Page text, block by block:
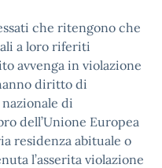
che ritengono che
a loro riferiti
avvenga in violazione
diritto di
nazionale di
dell’Unione Europea
residenza abituale o
l’asserita violazione